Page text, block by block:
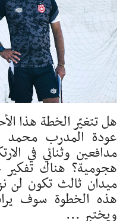
هل تتغيّر الخطة هذا
عودة المدرب محمد
مدافعين وثنائي في
هجومية؟ هناك
ميدان ثالث تكون لن
هذه الخطوة سوف
ويختبر ...